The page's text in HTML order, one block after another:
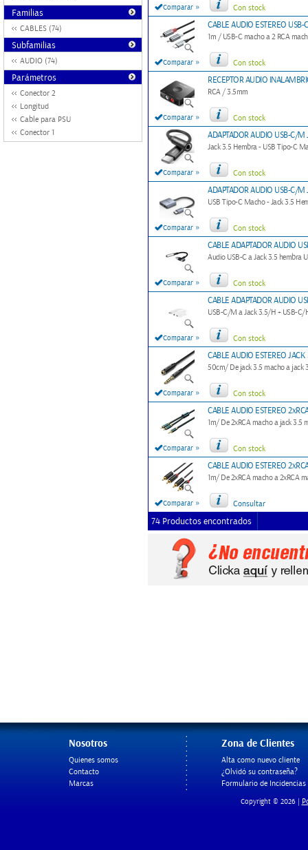
Familias
CABLES (74)
Subfamilias
AUDIO (74)
Parámetros
Conector 2
Longitud
Cable para PSU
Conector 1
Comparar » Con stock
Comparar »
CABLE AUDIO ESTEREO
1m / USB-C macho a 2 RCA
Con stock
Comparar »
RECEPTOR AUDIO
RCA / 3.5mm
Con stock
Comparar »
ADAPTADOR AUDIO USB-C/
Jack 3.5 Hembra - USB Tipo-C
Con stock
Comparar »
ADAPTADOR AUDIO USB-C/M
USB Tipo-C Macho - Jack 3.5
Con stock
Comparar »
CABLE ADAPTADOR AUDIO
Audio USB-C a Jack 3.5 hembra
Con stock
Comparar »
CABLE ADAPTADOR AUDIO
USB-C/M a Jack 3.5/H + USB-C/
Con stock
Comparar »
CABLE AUDIO ESTEREO
50cm/ De jack 3.5 macho a jack
Con stock
Comparar »
CABLE AUDIO ESTEREO
1m/ De 2xRCA macho a jack 3.5
Con stock
Comparar »
CABLE AUDIO ESTEREO
1m/ De 2xRCA macho a 2xRCA
Consultar
74 Productos encontrados
Nosotros
Quienes somos
Contacto
Marcas
Zona de Clientes
Alta como nuevo cliente
¿Olvidó su contraseña?
Formulario de Incidencias
Copyright © 2026 |